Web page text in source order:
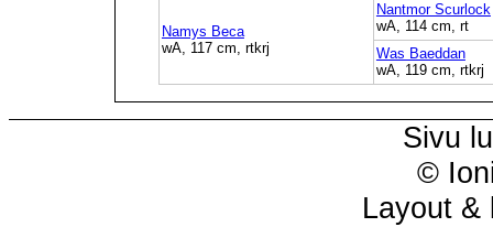
Namys Beca
wA, 117 cm, rtkrj
Nantmor Scurlock
wA, 114 cm, rt
Was Baeddan
wA, 119 cm, rtkrj
Sivu
©
Layout &